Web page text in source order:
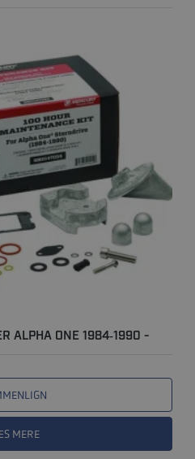
ALPHA ONE 1984‐1990 -
MERE